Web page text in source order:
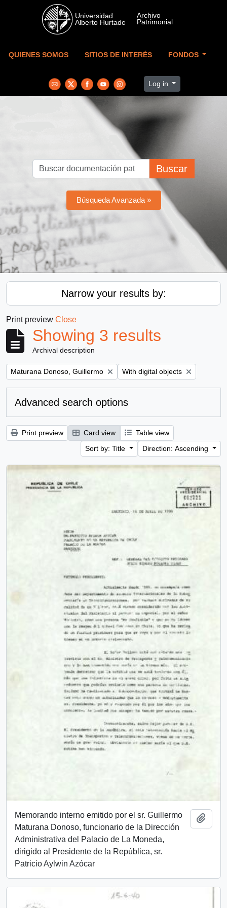
Skip to main content
QUIENES SOMOS SITIOS DE INTERÉS FONDOS
Log in
Buscar
Búsqueda Avanzada »
Narrow your results by:
Print preview Close
Showing 3 results
Archival description
Remove filter:
Maturana Donoso, Guillermo Remove filter:
With digital objects
Advanced search options
Print preview Card view
Table view
Sort by: Title
Direction: Ascending
Memorando interno emitido por el sr. Guillermo
Maturana Donoso, funcionario de la Dirección
Administrativa del Palacio de La Moneda,
dirigido al Presidente de la República, sr.
Patricio Aylwin Azócar